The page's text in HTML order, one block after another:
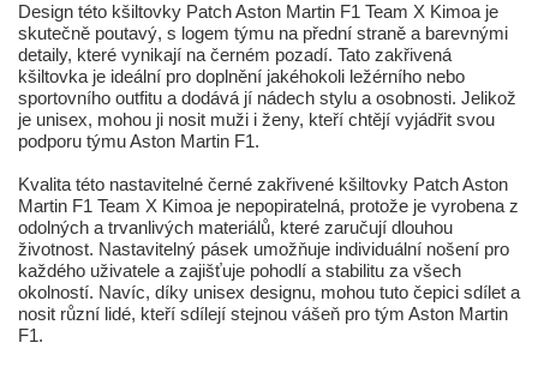
Design této kšiltovky Patch Aston Martin F1 Team X Kimoa je
skutečně poutavý, s logem týmu na přední straně a barevnými
detaily, které vynikají na černém pozadí. Tato zakřivená
kšiltovka je ideální pro doplnění jakéhokoli ležérního nebo
sportovního outfitu a dodává jí nádech stylu a osobnosti. Jelikož
je unisex, mohou ji nosit muži i ženy, kteří chtějí vyjádřit svou
podporu týmu Aston Martin F1.
Kvalita této nastavitelné černé zakřivené kšiltovky Patch Aston
Martin F1 Team X Kimoa je nepopiratelná, protože je vyrobena z
odolných a trvanlivých materiálů, které zaručují dlouhou
životnost. Nastavitelný pásek umožňuje individuální nošení pro
každého uživatele a zajišťuje pohodlí a stabilitu za všech
okolností. Navíc, díky unisex designu, mohou tuto čepici sdílet a
nosit různí lidé, kteří sdílejí stejnou vášeň pro tým Aston Martin
F1.